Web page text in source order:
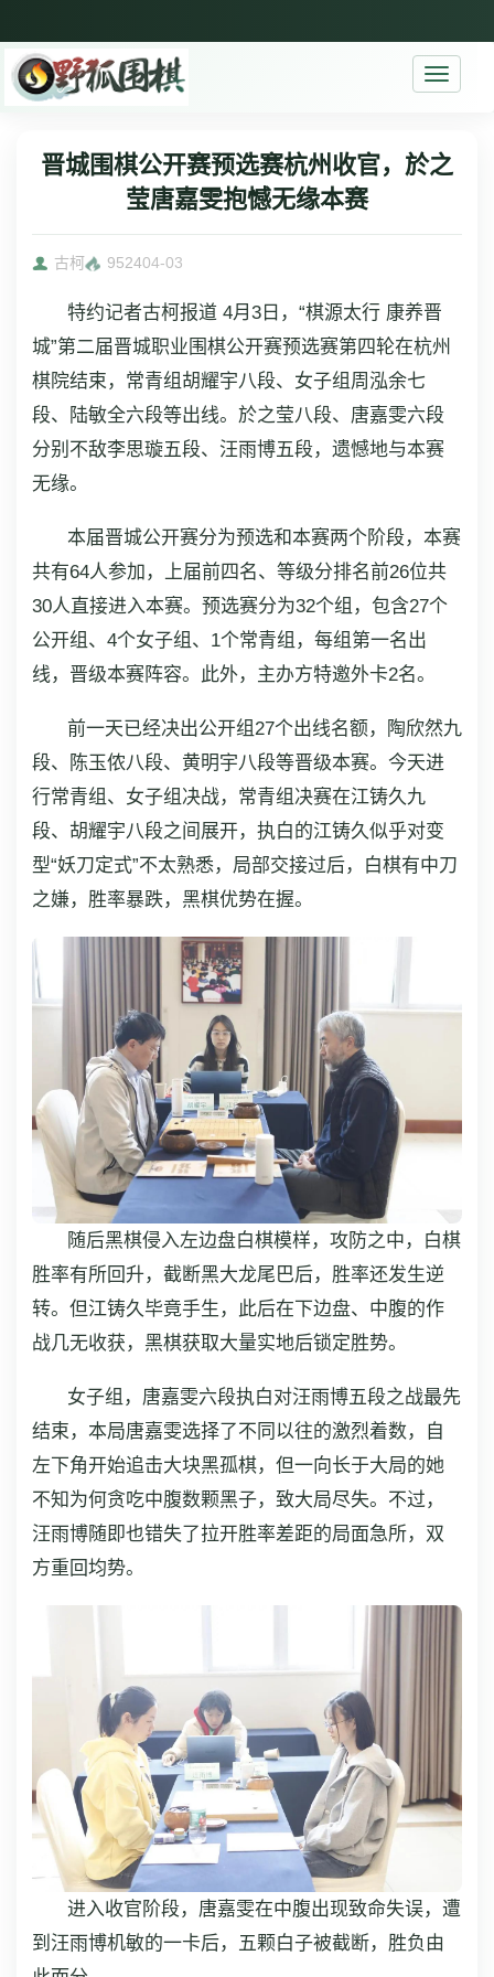
Toggle
晋城围棋公开赛预选赛杭州收官，於之
莹唐嘉雯抱憾无缘本赛
古柯 952404-03
特约记者古柯报道 4月3日，“棋源太行 康养晋
城”第二届晋城职业围棋公开赛预选赛第四轮在杭州
棋院结束，常青组胡耀宇八段、女子组周泓余七
段、陆敏全六段等出线。於之莹八段、唐嘉雯六段
分别不敌李思璇五段、汪雨博五段，遗憾地与本赛
无缘。
本届晋城公开赛分为预选和本赛两个阶段，本赛
共有64人参加，上届前四名、等级分排名前26位共
30人直接进入本赛。预选赛分为32个组，包含27个
公开组、4个女子组、1个常青组，每组第一名出
线，晋级本赛阵容。此外，主办方特邀外卡2名。
前一天已经决出公开组27个出线名额，陶欣然九
段、陈玉侬八段、黄明宇八段等晋级本赛。今天进
行常青组、女子组决战，常青组决赛在江铸久九
段、胡耀宇八段之间展开，执白的江铸久似乎对变
型“妖刀定式”不太熟悉，局部交接过后，白棋有中刀
之嫌，胜率暴跌，黑棋优势在握。
随后黑棋侵入左边盘白棋模样，攻防之中，白棋
胜率有所回升，截断黑大龙尾巴后，胜率还发生逆
转。但江铸久毕竟手生，此后在下边盘、中腹的作
战几无收获，黑棋获取大量实地后锁定胜势。
女子组，唐嘉雯六段执白对汪雨博五段之战最先
结束，本局唐嘉雯选择了不同以往的激烈着数，自
左下角开始追击大块黑孤棋，但一向长于大局的她
不知为何贪吃中腹数颗黑子，致大局尽失。不过，
汪雨博随即也错失了拉开胜率差距的局面急所，双
方重回均势。
进入收官阶段，唐嘉雯在中腹出现致命失误，遭
到汪雨博机敏的一卡后，五颗白子被截断，胜负由